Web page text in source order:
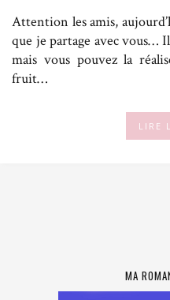
Attention les amis,
que je partage avec vous… Il
mais vous pouvez la
fruit…
LIRE
MA